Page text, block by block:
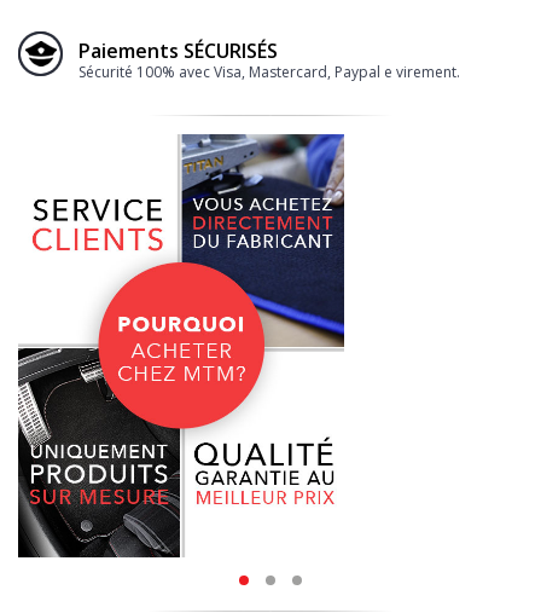
Paiements SÉCURISÉS
Sécurité 100% avec Visa, Mastercard, Paypal e virement.